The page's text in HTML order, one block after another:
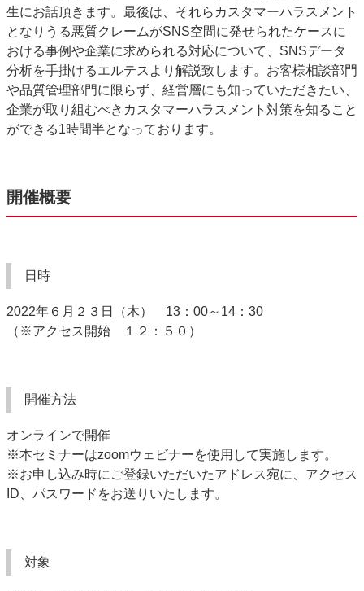
生にお話頂きます。最後は、それらカスタマーハラスメント
となりうる悪質クレームがSNS空間に発せられたケースに
おける事例や企業に求められる対応について、SNSデータ
分析を手掛けるエルテスより解説致します。お客様相談部門
や品質管理部門に限らず、経営層にも知っていただきたい、
企業が取り組むべきカスタマーハラスメント対策を知ること
ができる1時間半となっております。
開催概要
日時
2022年６ 月２３ 日 （木） 13 ： 00～ 14 ：30
（※アクセス開始 １２：５０）
開催方法
オンラインで開催
※本セミナーはzoomウェビナーを使用して実施します。
※お申し込み時にご登録いただいたアドレス宛に、アクセス
ID、パスワードをお送りいたします。
対象